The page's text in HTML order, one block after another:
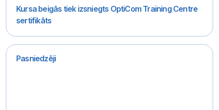
Kursa beigās tiek izsniegts OptiCom Training Centre
sertifikāts
Pasniedzēji